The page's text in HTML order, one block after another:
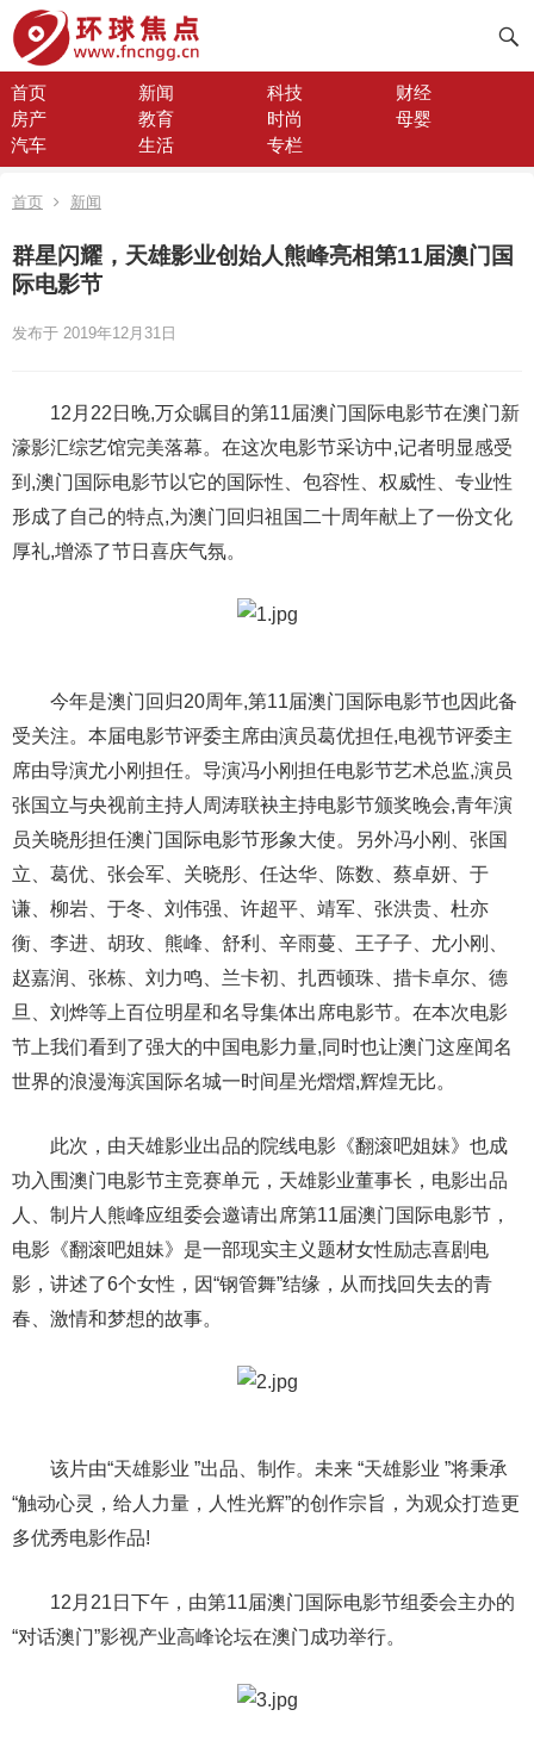
首页 新闻 科技
财经
房产
教育 时尚
母婴
汽车
生活 专栏
首页 新闻
群星闪耀，天雄影业创始人熊峰亮相第11届澳门国
际电影节
发布于 2019年12月31日
12月22日晚,万众瞩目的第11届澳门国际电影节在澳门新
濠影汇综艺馆完美落幕。在这次电影节采访中,记者明显感受
到,澳门国际电影节以它的国际性、包容性、权威性、专业性
形成了自己的特点,为澳门回归祖国二十周年献上了一份文化
厚礼,增添了节日喜庆气氛。
今年是澳门回归20周年,第11届澳门国际电影节也因此备
受关注。本届电影节评委主席由演员葛优担任,电视节评委主
席由导演尤小刚担任。导演冯小刚担任电影节艺术总监,演员
张国立与央视前主持人周涛联袂主持电影节颁奖晚会,青年演
员关晓彤担任澳门国际电影节形象大使。另外冯小刚、张国
立、葛优、张会军、关晓彤、任达华、陈数、蔡卓妍、于
谦、柳岩、于冬、刘伟强、许超平、靖军、张洪贵、杜亦
衡、李进、胡玫、熊峰、舒利、辛雨蔓、王子子、尤小刚、
赵嘉润、张栋、刘力鸣、兰卡初、扎西顿珠、措卡卓尔、德
旦、刘烨等上百位明星和名导集体出席电影节。在本次电影
节上我们看到了强大的中国电影力量,同时也让澳门这座闻名
世界的浪漫海滨国际名城一时间星光熠熠,辉煌无比。
此次，由天雄影业出品的院线电影《翻滚吧姐妹》也成
功入围澳门电影节主竞赛单元，天雄影业董事长，电影出品
人、制片人熊峰应组委会邀请出席第11届澳门国际电影节，
电影《翻滚吧姐妹》是一部现实主义题材女性励志喜剧电
影，讲述了6个女性，因“钢管舞”结缘，从而找回失去的青
春、激情和梦想的故事。
该片由“天雄影业 ”出品、制作。未来 “天雄影业 ”将秉承
“触动心灵，给人力量，人性光辉”的创作宗旨，为观众打造更
多优秀电影作品!
12月21日下午，由第11届澳门国际电影节组委会主办的
“对话澳门”影视产业高峰论坛在澳门成功举行。